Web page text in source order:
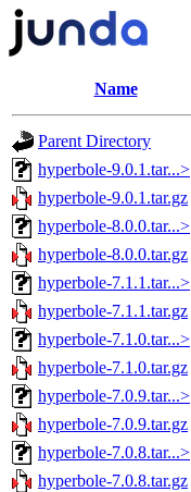
Name
Parent Directory
hyperbole-9.0.1.tar...>
hyperbole-9.0.1.tar.gz
hyperbole-8.0.0.tar...>
hyperbole-8.0.0.tar.gz
hyperbole-7.1.1.tar...>
hyperbole-7.1.1.tar.gz
hyperbole-7.1.0.tar...>
hyperbole-7.1.0.tar.gz
hyperbole-7.0.9.tar...>
hyperbole-7.0.9.tar.gz
hyperbole-7.0.8.tar...>
hyperbole-7.0.8.tar.gz